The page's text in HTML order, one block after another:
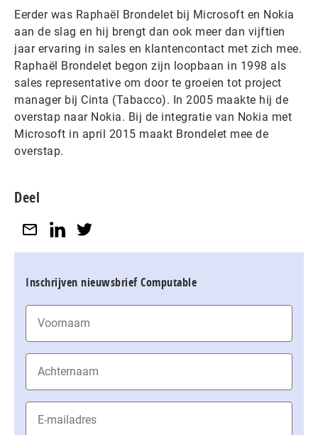
Eerder was Raphaël Brondelet bij Microsoft en Nokia
aan de slag en hij brengt dan ook meer dan vijftien
jaar ervaring in sales en klantencontact met zich mee.
Raphaël Brondelet begon zijn loopbaan in 1998 als
sales representative om door te groeien tot project
manager bij Cinta (Tabacco). In 2005 maakte hij de
overstap naar Nokia. Bij de integratie van Nokia met
Microsoft in april 2015 maakt Brondelet mee de
overstap.
Deel
Inschrijven nieuwsbrief Computable